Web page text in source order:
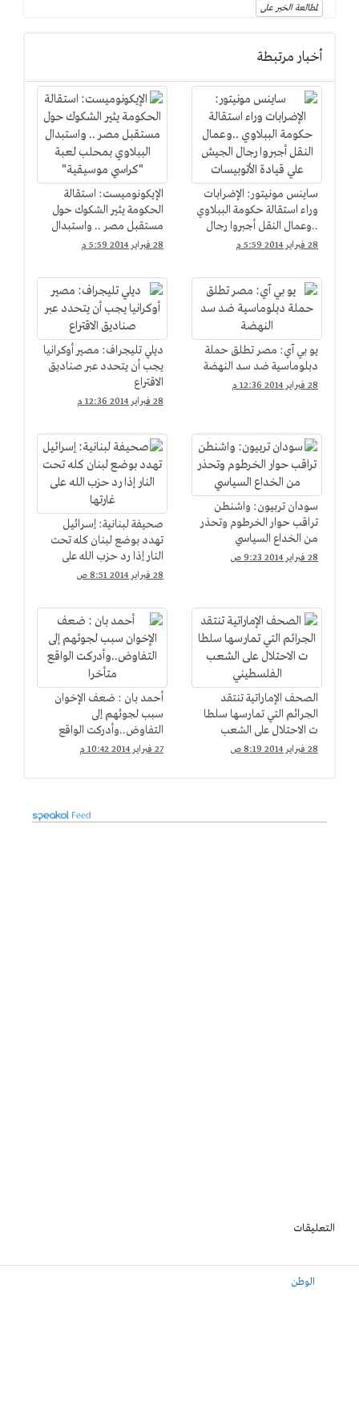
لمطالعة الخبر على
أخبار مرتبطة
ساينس مونيتور: الإضرابات
وراء استقالة حكومة الببلاوي
..وعمال النقل أجبروا رجال
الجيش علي قيادة
28 فبراير 2014 5:59 م
الإيكونوميست: استقالة
الحكومة يثير الشكوك حول
مستقبل مصر .. واستبدال
الببلاوي بمحلب لعبة
28 فبراير 2014 5:59 م
يو بي آي: مصر تطلق حملة
دبلوماسية ضد سد النهضة
28 فبراير 2014 12:36 م
ديلي تليجراف: مصير أوكرانيا
يجب أن يتحدد عبر صناديق
الاقتراع
28 فبراير 2014 12:36 م
سودان تربيون: واشنطن
تراقب حوار الخرطوم وتحذر
من الخداع السياسي
28 فبراير 2014 9:23 ص
صحيفة لبنانية: إسرائيل
تهدد بوضع لبنان كله تحت
النار إذا رد حزب الله على
غارتها
28 فبراير 2014 8:51 ص
الصحف الإماراتية تنتقد
الجرائم التي تمارسها سلطا
ت الاحتلال على الشعب
الفلسطيني
28 فبراير 2014 8:19 ص
أحمد بان : ضعف الإخوان
سبب لجوئهم إلى
التفاوض..وأدركت الواقع
متأخرا
27 فبراير 2014 10:42 م
التعليقات
الوطن